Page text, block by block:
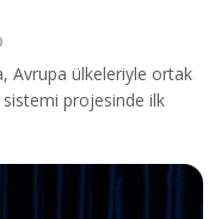
Avrupa ülkeleriyle ortak
projesinde ilk